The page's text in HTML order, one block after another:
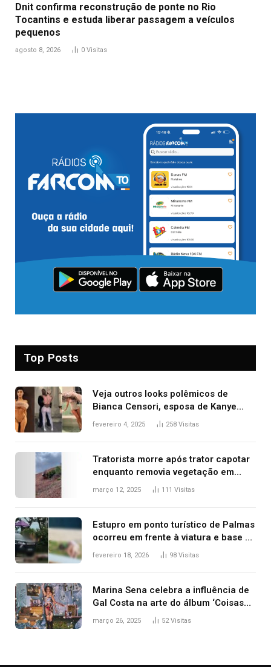
Dnit confirma reconstrução de ponte no Rio
Tocantins e estuda liberar passagem a veículos
pequenos
agosto 8, 2026 0 Visitas
Top Posts
Veja outros looks polêmicos de
Bianca Censori, esposa de Kanye
West que apareceu nua no Grammy
fevereiro 4, 2025 258 Visitas
Tratorista morre após trator capotar
enquanto removia vegetação em
ribanceira de rodovia
março 12, 2025 111 Visitas
Estupro em ponto turístico de Palmas
ocorreu em frente à viatura e base de
segurança; polícia investiga
fevereiro 18, 2026 98 Visitas
Marina Sena celebra a influência de
Gal Costa na arte do álbum ‘Coisas
naturais’
março 26, 2025 52Visitas